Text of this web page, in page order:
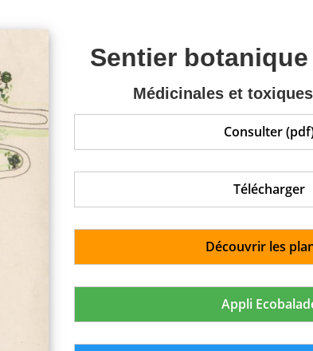
Sentier
Médicinales et
Consulter
Télécharger
Découvrir les
Appli